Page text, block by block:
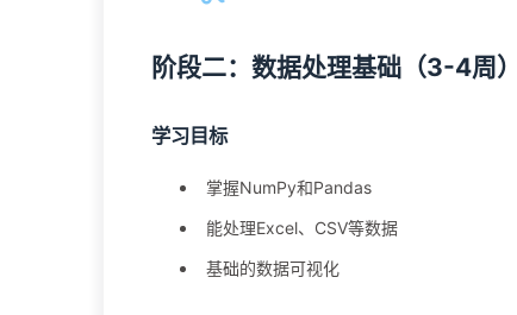
阶段二：数据处理基础（3-4周）
学习目标
掌握NumPy和Pandas
能处理Excel、CSV等数据
基础的数据可视化